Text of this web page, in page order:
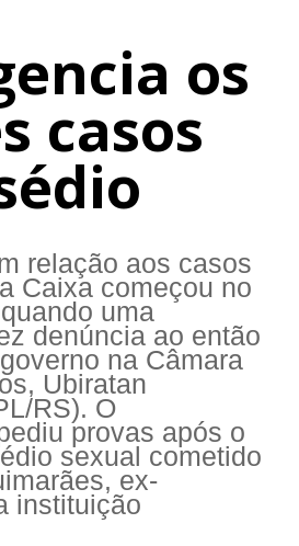
os
casos
relação aos casos
Caixa começou no
uma
denúncia ao então
na Câmara
Ubiratan
RS). O
provas após o
sexual cometido
ex-
instituição